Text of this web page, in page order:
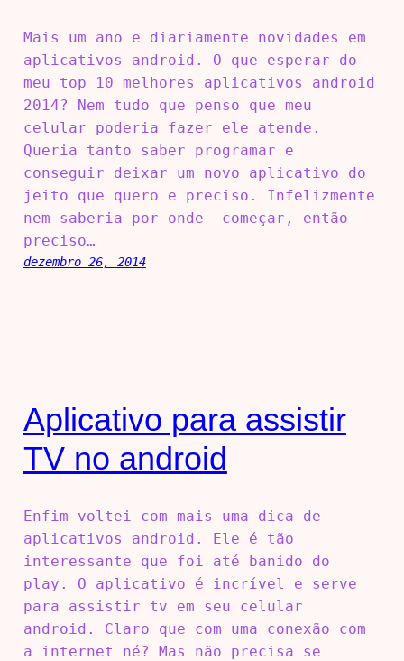
Mais um ano e diariamente novidades em
aplicativos android. O que esperar do
meu top 10 melhores aplicativos android
2014? Nem tudo que penso que meu
celular poderia fazer ele atende.
Queria tanto saber programar e
conseguir deixar um novo aplicativo do
jeito que quero e preciso. Infelizmente
nem saberia por onde começar, então
preciso…
dezembro 26, 2014
Aplicativo para assistir
TV no android
Enfim voltei com mais uma dica de
aplicativos android. Ele é tão
interessante que foi até banido do
play. O aplicativo é incrível e serve
para assistir tv em seu celular
android. Claro que com uma conexão com
a internet né? Mas não precisa se